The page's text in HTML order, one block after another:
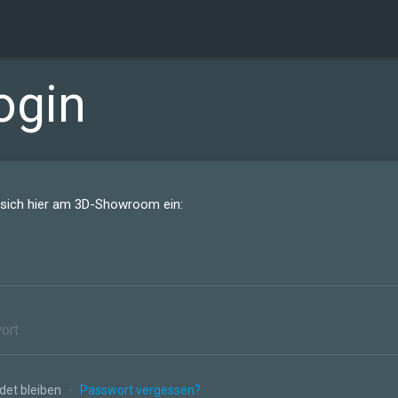
hier am 3D-Showroom ein:
bleiben - Passwort vergessen?